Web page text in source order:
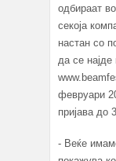
одбираат
секоја
настан со
да се
февруари
пријава до
- Веќе